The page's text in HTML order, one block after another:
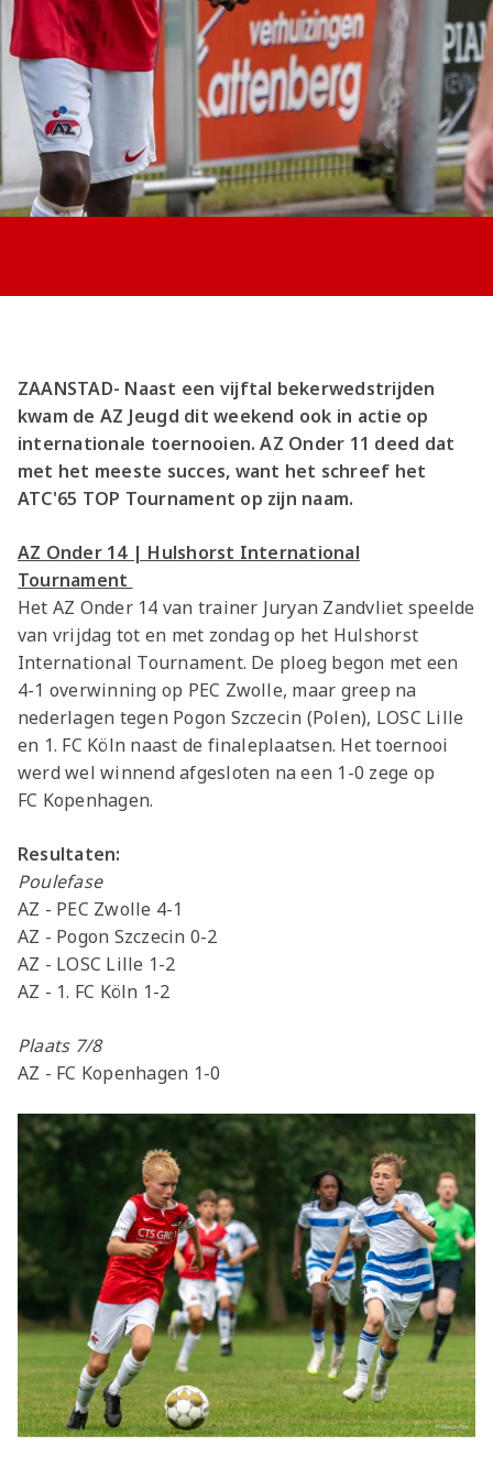
Jong AZ
Seizoenkaart
ZAANSTAD- Naast een vijftal bekerwedstrijden
kwam de AZ Jeugd dit weekend ook in actie op
internationale toernooien. AZ Onder 11 deed dat
met het meeste succes, want het schreef het
ATC'65 TOP Tournament op zijn naam.
AZ Onder 14 | Hulshorst International
Tournament
Het AZ Onder 14 van trainer Juryan Zandvliet speelde
van vrijdag tot en met zondag op het Hulshorst
International Tournament. De ploeg begon met een
4-1 overwinning op PEC Zwolle, maar greep na
nederlagen tegen Pogon Szczecin (Polen), LOSC Lille
en 1. FC Köln naast de finaleplaatsen. Het toernooi
werd wel winnend afgesloten na een 1-0 zege op
FC Kopenhagen.
Resultaten:
Poulefase
AZ - PEC Zwolle 4-1
AZ - Pogon Szczecin 0-2
AZ - LOSC Lille 1-2
AZ - 1. FC Köln 1-2
Plaats 7/8
AZ - FC Kopenhagen 1-0